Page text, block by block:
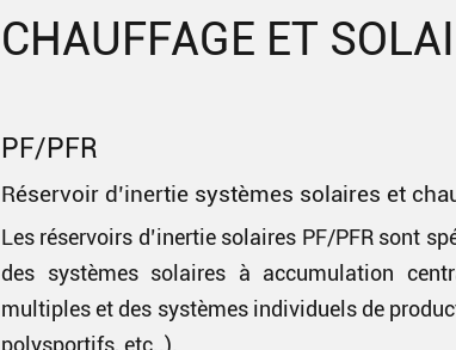
CHAUFFAGE ET
PF/PFR
Réservoir d’inertie systèmes solaires et
Les réservoirs d’inertie solaires PF/PFR sont
des systèmes solaires à accumulation
multiples et des systèmes individuels de
polysportifs, etc..).